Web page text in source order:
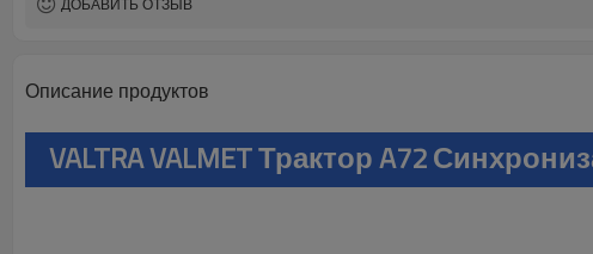
Описание продуктов
VALTRA VALMET Трактор A72